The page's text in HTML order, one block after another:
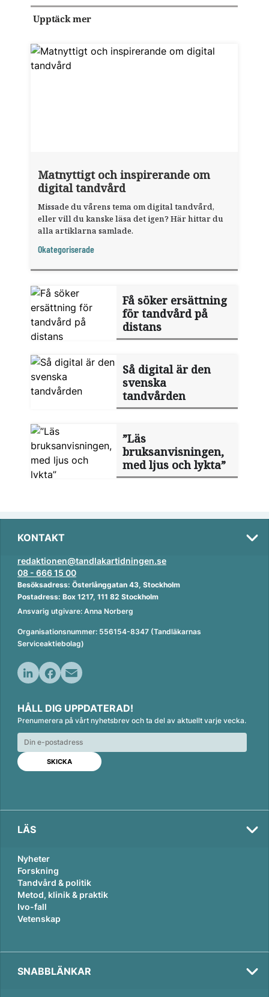
Upptäck mer
Matnyttigt och inspirerande om
digital tandvård
Missade du vårens tema om digital tandvård,
eller vill du kanske läsa det igen? Här hittar du
alla artiklarna samlade.
Okategoriserade
Få söker ersättning
för tandvård på
distans
Så digital är den
svenska
tandvården
”Läs
bruksanvisningen,
med ljus och lykta”
KONTAKT
redaktionen@tandlakartidningen.se
08 - 666 15 00
Besöksadress: Österlånggatan 43, Stockholm
Postadress: Box 1217, 111 82 Stockholm
Ansvarig utgivare: Anna Norberg
Organisationsnummer: 556154-8347 (Tandläkarnas
Serviceaktiebolag)
n
k
e
d
n
c
e
b
o
o
k
a
i
l
HÅLL DIG UPPDATERAD!
Prenumerera på vårt nyhetsbrev och ta del av aktuellt varje vecka.
LÄS
Nyheter
Forskning
Tandvård & politik
Metod, klinik & praktik
Ivo-fall
Vetenskap
SNABBLÄNKAR